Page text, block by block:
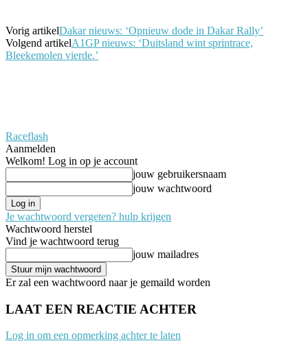
Vorig artikelDakar nieuws: ‘Opnieuw dode in Dakar Rally’
Volgend artikelA1GP nieuws: ‘Duitsland wint sprintrace,
Bleekemolen vierde.’
Raceflash
Aanmelden
Welkom! Log in op je account
jouw gebruikersnaam
jouw wachtwoord
Je wachtwoord vergeten? hulp krijgen
Wachtwoord herstel
Vind je wachtwoord terug
jouw mailadres
Er zal een wachtwoord naar je gemaild worden
LAAT EEN REACTIE ACHTER
Log in om een opmerking achter te laten